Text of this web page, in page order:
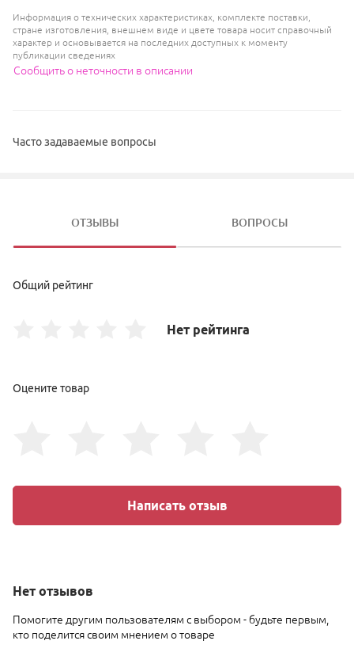
Информация о технических характеристиках, комплекте поставки,
стране изготовления, внешнем виде и цвете товара носит справочный
характер и основывается на последних доступных к моменту
публикации сведениях
Сообщить о неточности в описании
Часто задаваемые вопросы
ОТЗЫВЫ ВОПРОСЫ
Нет отзывов
Помогите другим пользователям с выбором - будьте первым,
кто поделится своим мнением о товаре
Общий рейтинг
Нет рейтинга
Оцените товар
Написать отзыв